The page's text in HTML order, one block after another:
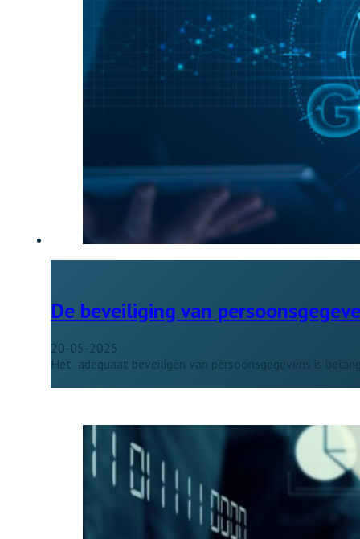
De beveiliging van
20-05-2025
Het adequaat beveiligen van persoonsgegevens is